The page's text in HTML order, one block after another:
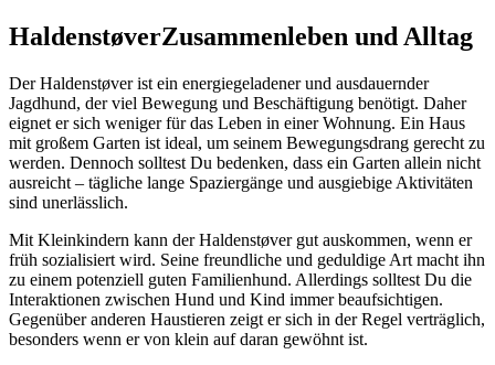
HaldenstøverZusammenleben und Alltag
Der Haldenstøver ist ein energiegeladener und ausdauernder
Jagdhund, der viel Bewegung und Beschäftigung benötigt. Daher
eignet er sich weniger für das Leben in einer Wohnung. Ein Haus
mit großem Garten ist ideal, um seinem Bewegungsdrang gerecht zu
werden. Dennoch solltest Du bedenken, dass ein Garten allein nicht
ausreicht – tägliche lange Spaziergänge und ausgiebige Aktivitäten
sind unerlässlich.
Mit Kleinkindern kann der Haldenstøver gut auskommen, wenn er
früh sozialisiert wird. Seine freundliche und geduldige Art macht ihn
zu einem potenziell guten Familienhund. Allerdings solltest Du die
Interaktionen zwischen Hund und Kind immer beaufsichtigen.
Gegenüber anderen Haustieren zeigt er sich in der Regel verträglich,
besonders wenn er von klein auf daran gewöhnt ist.